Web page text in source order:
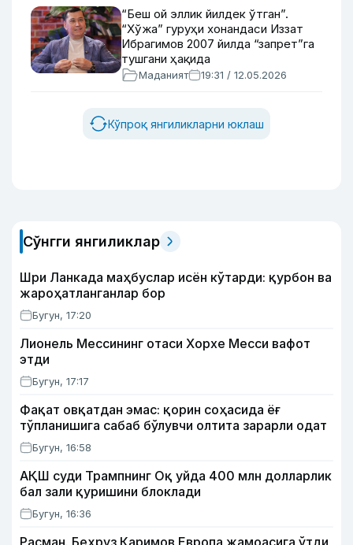
“Беш ой эллик йилдек ўтган”.
“Хўжа” гуруҳи хонандаси Иззат
Ибрагимов 2007 йилда “запрет”га
тушгани ҳақида
Маданият 19:31 / 12.05.2026
Кўпроқ янгиликларни юклаш
Сўнгги янгиликлар
Шри Ланкада маҳбуслар исён кўтарди: қурбон ва
жароҳатланганлар бор
Бугун, 17:20
Лионель Мессининг отаси Хорхе Месси вафот
этди
Бугун, 17:17
Фақат овқатдан эмас: қорин соҳасида ёғ
тўпланишига сабаб бўлувчи олтита зарарли одат
Бугун, 16:58
АҚШ суди Трампнинг Оқ уйда 400 млн долларлик
бал зали қуришини блоклади
Бугун, 16:36
Расман. Беҳруз Каримов Европа жамоасига ўтди